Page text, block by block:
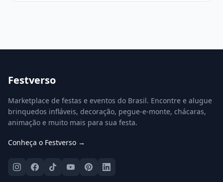
Festverso
Marketplace de festas e eventos do Brasil. Encontre e alugue
brinquedos infláveis, decoração, pegue-e-monte, chácaras,
animação e muito mais para sua festa.
Conheça o Festverso →